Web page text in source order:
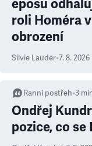
eposu
roli Homéra
obrození
Silvie Lauder•7. 8. 2026
Ranní postřeh•3
Ondřej
pozice, co